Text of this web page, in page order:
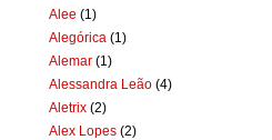
Alee (1)
Alegórica (1)
Alemar (1)
Alessandra Leão (4)
Aletrix (2)
Alex Lopes (2)